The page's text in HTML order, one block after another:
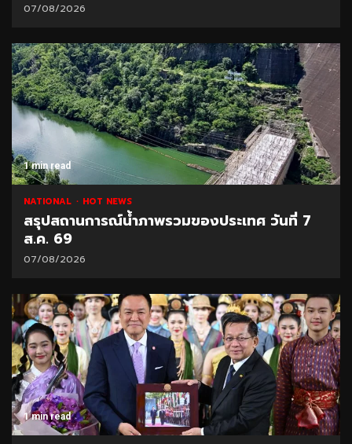
07/08/2026
1 min read
NATIONAL HOT NEWS
สรุปสถานการณ์น้ำภาพรวมของประเทศ วันที่ 7
ส.ค. 69
07/08/2026
1 min read